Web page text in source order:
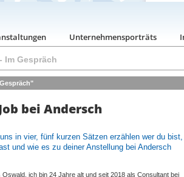
Unternehmensporträts
- Im Gespräch
bei Andersch
in vier, fünf kurzen Sätzen erzählen wer du bist,
und wie es zu deiner Anstellung bei Andersch
Oswald, ich bin 24 Jahre alt und seit 2018 als Consultant bei